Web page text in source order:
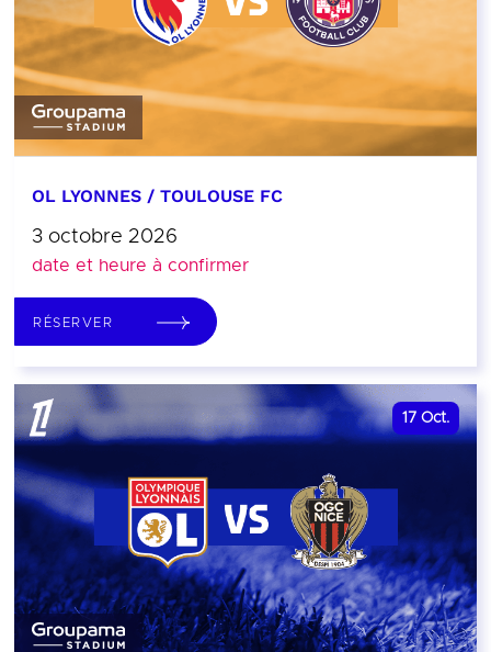
OL LYONNES / TOULOUSE FC
3 octobre 2026
date et heure à confirmer
RÉSERVER
17 Oct.